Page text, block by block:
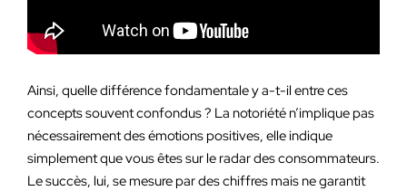
Ainsi, quelle différence fondamentale y a-t-il entre ces
concepts souvent confondus ? La notoriété n’implique pas
nécessairement des émotions positives, elle indique
simplement que vous êtes sur le radar des consommateurs.
Le succès, lui, se mesure par des chiffres mais ne garantit